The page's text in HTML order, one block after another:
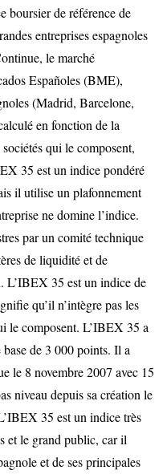
boursier de référence de
entreprises espagnoles
le marché
Españoles (BME),
(Madrid, Barcelone,
en fonction de la
qui le composent,
35 est un indice pondéré
il utilise un plafonnement
ne domine l’indice.
par un comité technique
de liquidité et de
L’IBEX 35 est un indice de
qu’il n’intègre pas les
le composent. L’IBEX 35 a
de 3 000 points. Il a
le 8 novembre 2007 avec 15
niveau depuis sa création le
35 est un indice très
et le grand public, car il
et de ses principales